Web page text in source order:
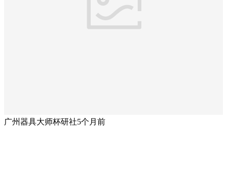
广州器具大师杯研社5个月前